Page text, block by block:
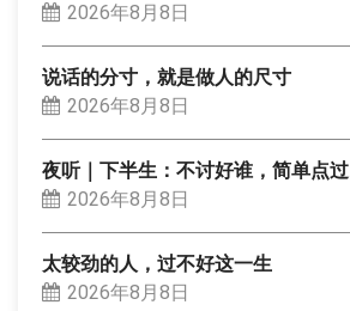
2026年8月8日
说话的分寸，就是做人的尺寸
2026年8月8日
夜听｜下半生：不讨好谁，简单点过
2026年8月8日
太较劲的人，过不好这一生
2026年8月8日